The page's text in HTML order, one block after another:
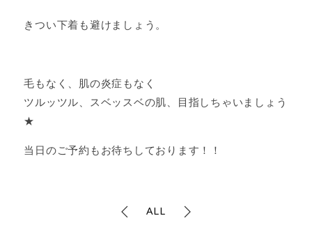
きつい下着も避けましょう。
毛もなく、肌の炎症もなく
ツルッツル、スベッスベの肌、目指しちゃいましょう
★
当日のご予約もお待ちしております！！
ALL